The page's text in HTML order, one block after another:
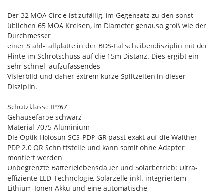
Der 32 MOA Circle ist zufällig, im Gegensatz zu den sonst
üblichen 65 MOA Kreisen, im Diameter genauso groß wie der
Durchmesser
einer Stahl-Fallplatte in der BDS-Fallscheibendisziplin mit der
Flinte im Schrotschuss auf die 15m Distanz. Dies ergibt ein
sehr schnell aufzufassendes
Visierbild und daher extrem kurze Splitzeiten in dieser
Disziplin.
Schutzklasse IP?67
Gehäusefarbe schwarz
Material 7075 Aluminium
Die Optik Holosun SCS-PDP-GR passt exakt auf die Walther
PDP 2.0 OR Schnittstelle und kann somit ohne Adapter
montiert werden
Unbegrenzte Batterielebensdauer und Solarbetrieb: Ultra-
effiziente LED-Technologie, Solarzelle inkl. integriertem
Lithium-Ionen Akku und eine automatische